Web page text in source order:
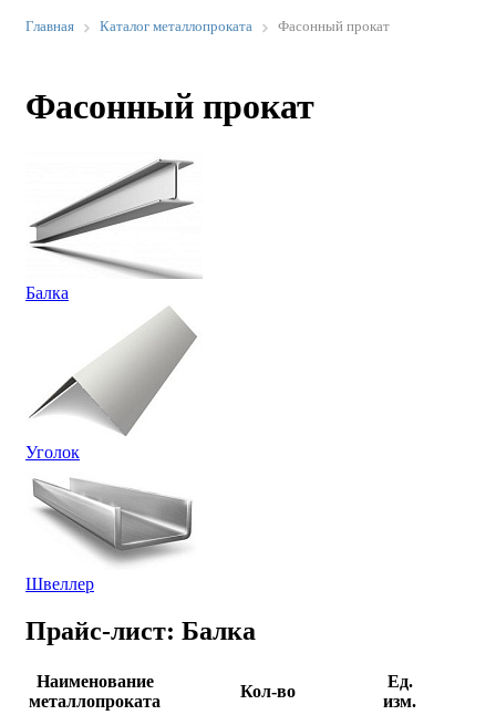
Главная Каталог металлопроката Фасонный прокат
Фасонный прокат
Балка
Уголок
Швеллер
Прайс-лист: Балка
Наименование
металлопроката
Кол-во
Ед.
изм.